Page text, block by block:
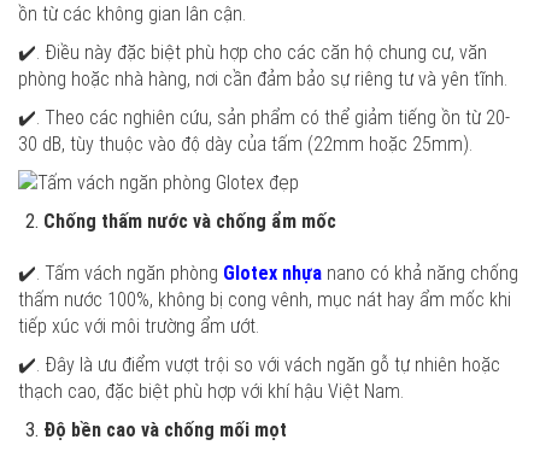
ồn từ các không gian lân cận.
✔️. Điều này đặc biệt phù hợp cho các căn hộ chung cư, văn
phòng hoặc nhà hàng, nơi cần đảm bảo sự riêng tư và yên tĩnh.
✔️. Theo các nghiên cứu, sản phẩm có thể giảm tiếng ồn từ 20-
30 dB, tùy thuộc vào độ dày của tấm (22mm hoặc 25mm).
Chống thấm nước và chống ẩm mốc
✔️. Tấm vách ngăn phòng Glotex nhựa nano có khả năng chống
thấm nước 100%, không bị cong vênh, mục nát hay ẩm mốc khi
tiếp xúc với môi trường ẩm ướt.
✔️. Đây là ưu điểm vượt trội so với vách ngăn gỗ tự nhiên hoặc
thạch cao, đặc biệt phù hợp với khí hậu Việt Nam.
Độ bền cao và chống mối mọt